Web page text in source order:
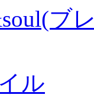
ブ
ル